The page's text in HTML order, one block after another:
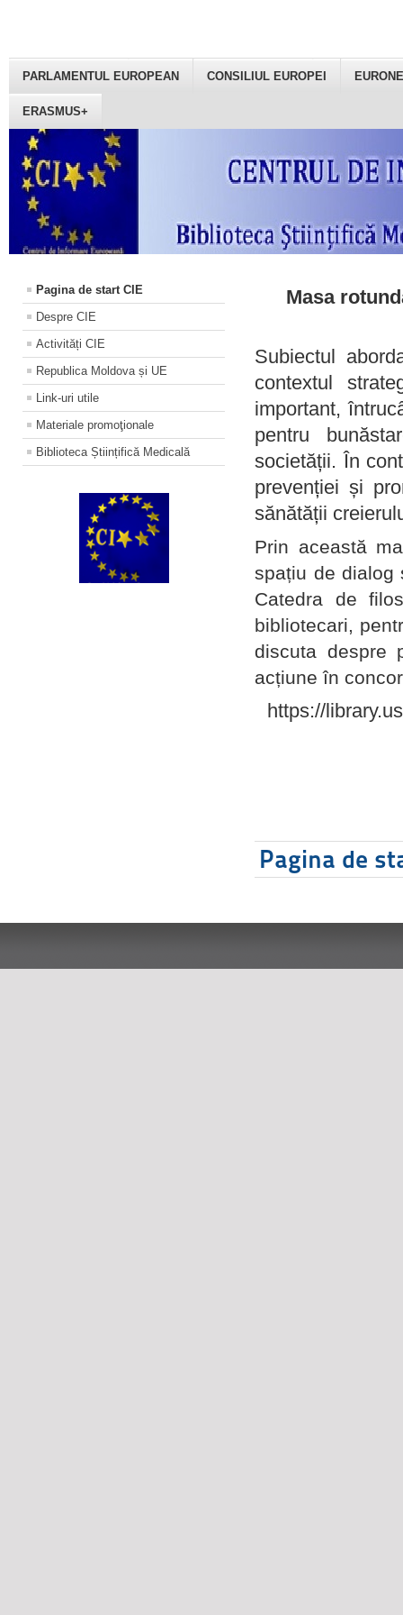
PARLAMENTUL EUROPEAN CONSILIUL EUROPEI
ERASMUS+
Pagina de start CIE
Despre CIE
Activități CIE
Republica Moldova și UE
Link-uri utile
Materiale promoţionale
Biblioteca Științifică Medicală
Masa
Subiectul
contextul
important,
pentru
societății. În
prevenției și
sănătății
Prin această
spațiu de dialog
Catedra de
bibliotecari,
discuta despre
acțiune în
https://
Pagina de